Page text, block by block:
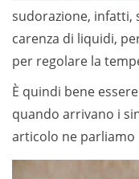
sudorazione, infatti,
carenza di liquidi,
per regolare la
È quindi bene
quando arrivano i
articolo ne